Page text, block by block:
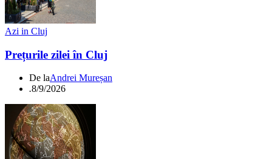
Azi in Cluj
Prețurile zilei în Cluj
De laAndrei Mureșan
.8/9/2026